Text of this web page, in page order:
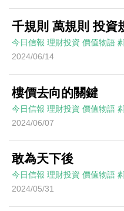
千規則 萬規則 投資
今日信報 理財投資 價值物語
2024/06/14
樓價去向的關鍵
今日信報 理財投資 價值物語
2024/06/07
敢為天下後
今日信報 理財投資 價值物語
2024/05/31